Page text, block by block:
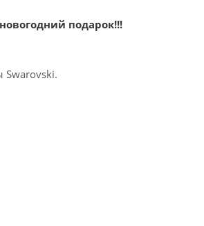
подарок!!!
Swarovski.